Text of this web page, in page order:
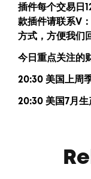
插件每个交易日
款插件请联系V：
方式，方便我们
今日重点关注的
20:30 美国上周
20:30 美国7月